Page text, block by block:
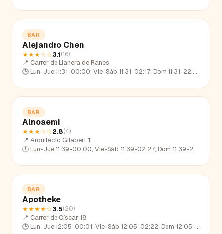
BAR
Alejandro Chen
★★★☆☆3.1(16)
📍 Carrer de Llanera de Ranes
🕒 Lun-Jue 11:31-00:00; Vie-Sáb 11:31-02:17; Dom 11:31-22:47
BAR
Alnoaemi
★★★☆☆2.8(4)
📍 Arquitecto Gilabert 1
🕒 Lun-Jue 11:39-00:00; Vie-Sáb 11:39-02:27; Dom 11:39-23:02
BAR
Apotheke
★★★★☆3.5(20)
📍 Carrer de Císcar 18
🕒 Lun-Jue 12:05-00:01; Vie-Sáb 12:05-02:22; Dom 12:05-22:49